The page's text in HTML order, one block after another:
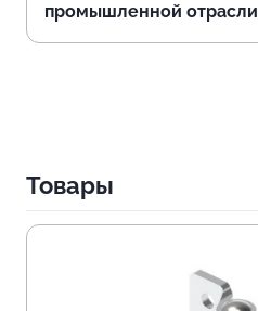
промышленной отрасли
Товары